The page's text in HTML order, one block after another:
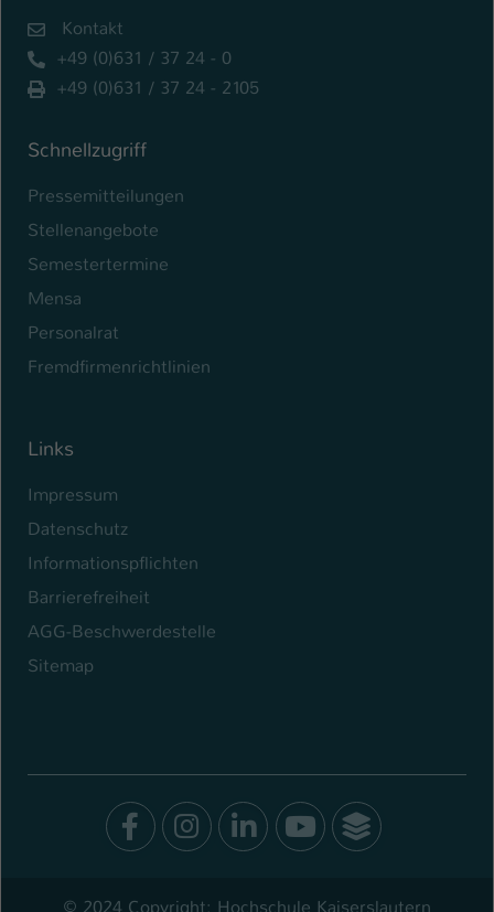
Kontakt
+49 (0)631 / 37 24 - 0
+49 (0)631 / 37 24 - 2105
Schnellzugriff
Pressemitteilungen
Stellenangebote
Semestertermine
Mensa
Personalrat
Fremdfirmenrichtlinien
Links
Impressum
Datenschutz
Informationspflichten
Barrierefreiheit
AGG-Beschwerdestelle
Sitemap
Facebook
Instagram
LinkedIn
Youtube
© 2024 Copyright: Hochschule Kaiserslautern